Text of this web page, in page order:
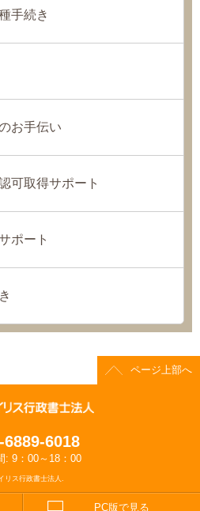
手続き
お手伝い
可取得サポート
ポート
ページ上部へ
6889-6018
: 9：00～18：00
リス行政書士法人.
PC版で見る